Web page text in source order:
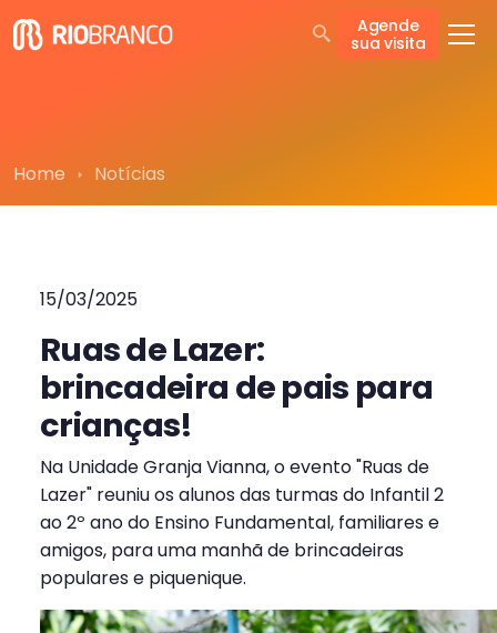
Agende
sua visita
Home Notícias
15/03/2025
Ruas de Lazer:
brincadeira de pais para
crianças!
Na Unidade Granja Vianna, o evento "Ruas de
Lazer" reuniu os alunos das turmas do Infantil 2
ao 2º ano do Ensino Fundamental, familiares e
amigos, para uma manhã de brincadeiras
populares e piquenique.